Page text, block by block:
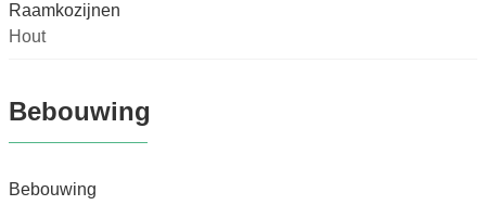
Raamkozijnen
Hout
Bebouwing
Bebouwing